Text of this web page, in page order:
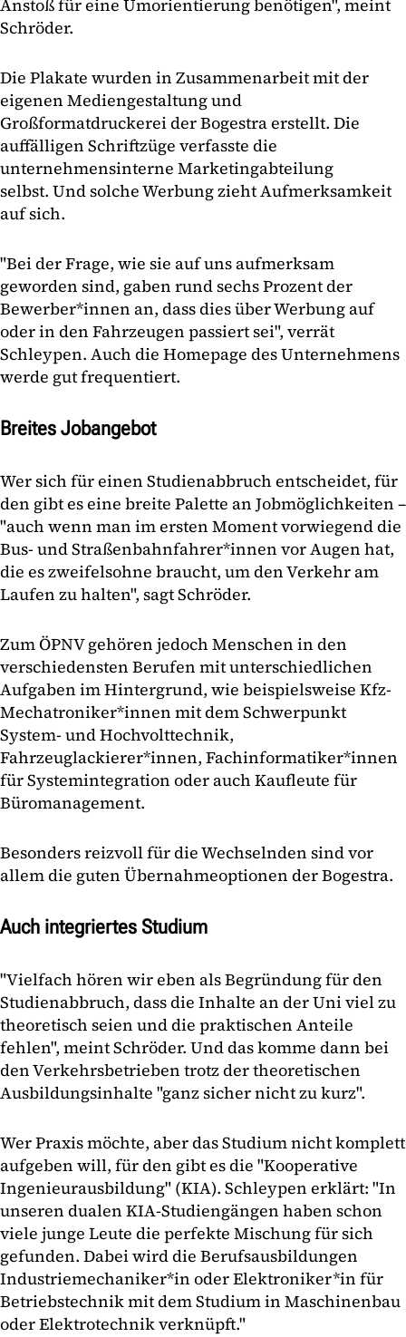
Anstoß für eine Umorientierung benötigen", meint
Schröder.
Die Plakate wurden in Zusammenarbeit mit der
eigenen Mediengestaltung und
Großformatdruckerei der Bogestra erstellt. Die
auffälligen Schriftzüge verfasste die
unternehmensinterne Marketingabteilung
selbst. Und solche Werbung zieht Aufmerksamkeit
auf sich.
"Bei der Frage, wie sie auf uns aufmerksam
geworden sind, gaben rund sechs Prozent der
Bewerber*innen an, dass dies über Werbung auf
oder in den Fahrzeugen passiert sei", verrät
Schleypen. Auch die Homepage des Unternehmens
werde gut frequentiert.
Breites Jobangebot
Wer sich für einen Studienabbruch entscheidet, für
den gibt es eine breite Palette an Jobmöglichkeiten –
"auch wenn man im ersten Moment vorwiegend die
Bus- und Straßenbahnfahrer*innen vor Augen hat,
die es zweifelsohne braucht, um den Verkehr am
Laufen zu halten", sagt Schröder.
Zum ÖPNV gehören jedoch Menschen in den
verschiedensten Berufen mit unterschiedlichen
Aufgaben im Hintergrund, wie beispielsweise Kfz-
Mechatroniker*innen mit dem Schwerpunkt
System- und Hochvolttechnik,
Fahrzeuglackierer*innen, Fachinformatiker*innen
für Systemintegration oder auch Kaufleute für
Büromanagement.
Besonders reizvoll für die Wechselnden sind vor
allem die guten Übernahmeoptionen der Bogestra.
Auch integriertes Studium
"Vielfach hören wir eben als Begründung für den
Studienabbruch, dass die Inhalte an der Uni viel zu
theoretisch seien und die praktischen Anteile
fehlen", meint Schröder. Und das komme dann bei
den Verkehrsbetrieben trotz der theoretischen
Ausbildungsinhalte "ganz sicher nicht zu kurz".
Wer Praxis möchte, aber das Studium nicht komplett
aufgeben will, für den gibt es die "Kooperative
Ingenieurausbildung" (KIA). Schleypen erklärt: "In
unseren dualen KIA-Studiengängen haben schon
viele junge Leute die perfekte Mischung für sich
gefunden. Dabei wird die Berufsausbildungen
Industriemechaniker*in oder Elektroniker*in für
Betriebstechnik mit dem Studium in Maschinenbau
oder Elektrotechnik verknüpft."